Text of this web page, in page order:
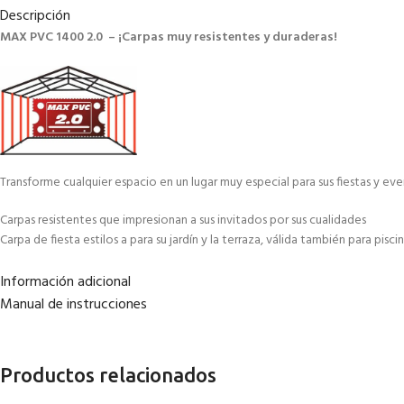
Descripción
MAX PVC 1400 2.0 – ¡Carpas muy resistentes y duraderas!
Transforme cualquier espacio en un lugar muy especial para sus fiestas y
Carpas resistentes que impresionan a sus invitados por sus cualidades
Carpa de fiesta estilos a para su jardín y la terraza, válida también para
Ideal para eventos y celebraciones: bodas, cumpleaños, confirmaciones, etc.
Perfecto para organizaciones: clubes, empresas y autónomos
¡La carpa permanece en pie!
Información adicional
Manual de instrucciones
Productos relacionados